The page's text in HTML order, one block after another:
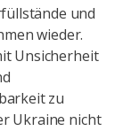
und
wieder.
Unsicherheit
zu
Ukraine nicht